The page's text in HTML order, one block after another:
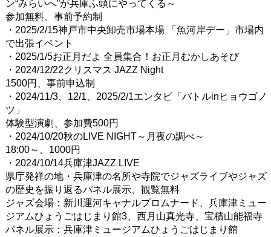
ン“みらいへ”が兵庫ふ頭にやってくる～
参加無料、事前予約制
・2025/2/15神戸市中央卸売市場本場 「魚河岸デー」市場内
で出張イベント
・2025/1/5お正月だよ 全員集合！お正月むかしあそび
・2024/12/22クリスマス JAZZ Night
1500円、事前申込制
・2024/11/3、12/1、2025/2/1エンタビ「バトルinヒョウゴノ
ツ」
体験型演劇、参加費500円
・2024/10/20秋のLIVE NIGHT～月夜の調べ～
18:00～、1000円
・2024/10/14兵庫津JAZZ LIVE
県庁発祥の地・兵庫津の名所や寺院でジャズライブやジャズ
の歴史を振り返るパネル展示、観覧無料
ジャズ会場：新川運河キャナルプロムナード、兵庫津ミュー
ジアムひょうごはじまり館3、西月山真光寺、宝積山能福寺
パネル展示：兵庫津ミュージアムひょうごはじまり館